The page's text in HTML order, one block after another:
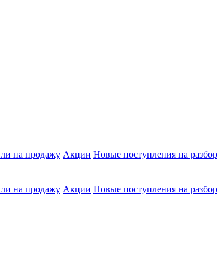
на продажу Акции Новые поступления на разбор
на продажу Акции Новые поступления на разбор